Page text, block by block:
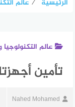
الرئيسية ⁄ عالم
عالم
تأمين
Nahed Mohamed